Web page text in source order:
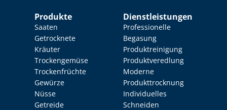
Produkte
Saaten
Getrocknete
Kräuter
Trockengemüse
Trockenfrüchte
Gewürze
Nüsse
Getreide
Dienstleistungen
Professionelle
Begasung
Produktreinigung
Produktveredlung
Moderne
Produkttrocknung
Individuelles
Schneiden